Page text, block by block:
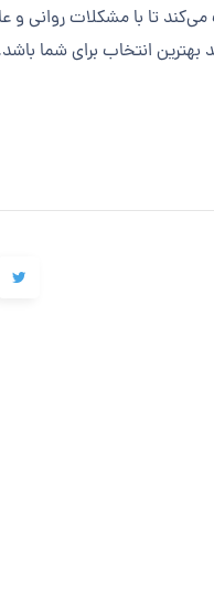
تا با مشکلات روانی
بهترین انتخاب برای شما